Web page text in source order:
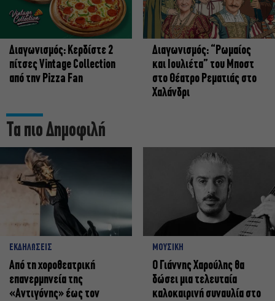
Διαγωνισμός: Κερδίστε 2
πίτσες Vintage Collection
από την Pizza Fan
Διαγωνισμός: “Ρωμαίος
και Ιουλιέτα” του Μποστ
στο Θέατρο Ρεματιάς στο
Χαλάνδρι
Τα πιο Δημοφιλή
ΕΚΔΗΛΩΣΕΙΣ
Από τη χοροθεατρική
επανερμηνεία της
«Αντιγόνης» έως τον
ΜΟΥΣΙΚΗ
Ο Γιάννης Χαρούλης θα
δώσει μια τελευταία
καλοκαιρινή συναυλία στο